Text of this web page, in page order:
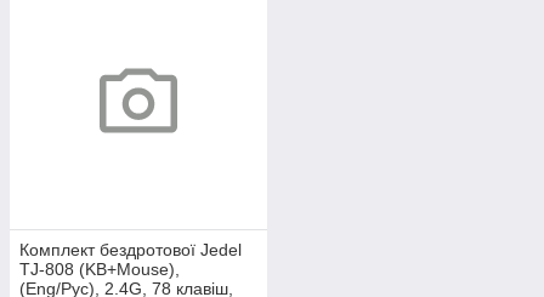
Комплект бездротової Jedel
TJ-808 (KB+Mouse),
(Eng/Pyc), 2.4G, 78 клавіш,